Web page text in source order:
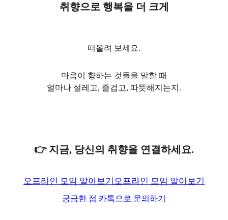
취향으로 행복을 더 크게
떠올려 보세요.
마음이 향하는 것들을 말할 때
얼마나 설레고, 즐겁고, 따뜻해지는지.
👉 지금, 당신의 취향을 연결하세요.
오프라인 모임 알아보기 오프라인 모임 알아보기
궁금한 점 카톡으로 문의하기